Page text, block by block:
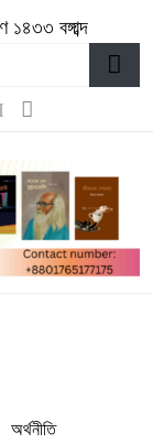
বঙ্গাব্দ
অর্থনীতি